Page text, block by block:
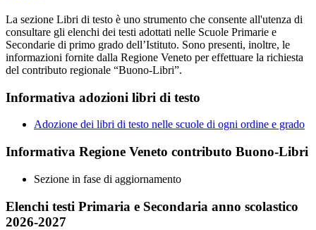
La sezione Libri di testo è uno strumento che consente all'utenza di
consultare gli elenchi dei testi adottati nelle Scuole Primarie e
Secondarie di primo grado dell’Istituto. Sono presenti, inoltre, le
informazioni fornite dalla Regione Veneto per effettuare la richiesta
del contributo regionale “Buono-Libri”.
Informativa adozioni libri di testo
Adozione dei libri di testo nelle scuole di ogni ordine e grado
Informativa Regione Veneto contributo Buono-Libri
Sezione in fase di aggiornamento
Elenchi testi Primaria e Secondaria anno scolastico
2026-2027